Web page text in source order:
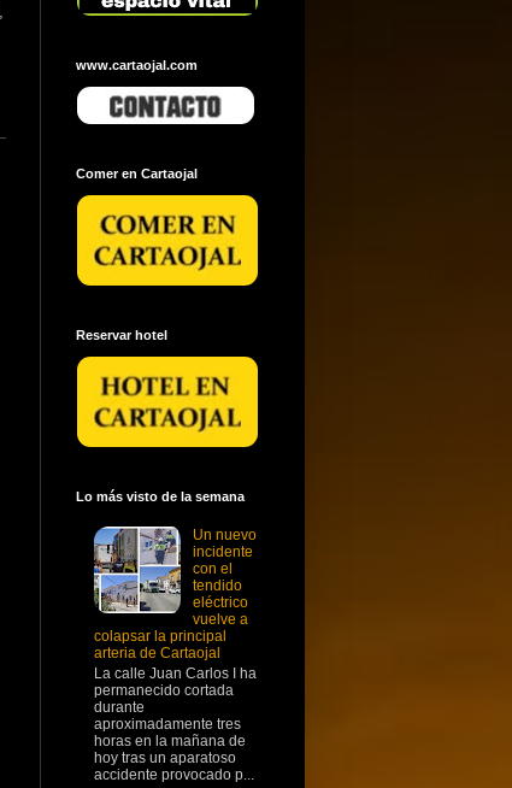
www.cartaojal.com
Comer en Cartaojal
Reservar hotel
Lo más visto de la semana
Un nuevo
incidente
con el
tendido
eléctrico
vuelve a
colapsar la principal
arteria de Cartaojal
La calle Juan Carlos I ha
permanecido cortada
durante
aproximadamente tres
horas en la mañana de
hoy tras un aparatoso
accidente provocado p...